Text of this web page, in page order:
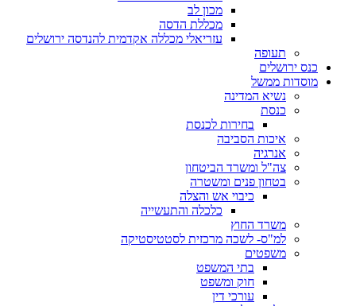
מכון לב
מכללת הדסה
עזריאלי מכללה אקדמית להנדסה ירושלים
תעופה
כנס ירושלים
מוסדות ממשל
נשיא המדינה
כנסת
בחירות לכנסת
איכות הסביבה
אנרגיה
צה"ל ומשרד הביטחון
בטחון פנים ומשטרה
כיבוי אש והצלה
כלכלה והתעשייה
משרד החוץ
למ"ס- לשכה מרכזית לסטטיסטיקה
משפטים
בתי המשפט
חוק ומשפט
עורכי דין